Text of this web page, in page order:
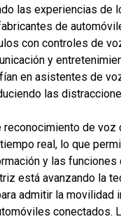
las experiencias de
de
con controles de
y
en asistentes de
las
de voz
real, lo que
y las funciones
está avanzando la
admitir la movilidad
conectados.